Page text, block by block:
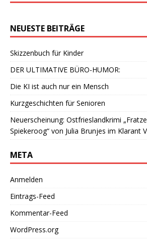
NEUESTE BEITRÄGE
Skizzenbuch für Kinder
DER ULTIMATIVE BÜRO-HUMOR:
Die KI ist auch nur ein Mensch
Kurzgeschichten für Senioren
Neuerscheinung: Ostfrieslandkrimi
Spiekeroog“ von Julia Brunjes im Klarant
META
Anmelden
Eintrags-Feed
Kommentar-Feed
WordPress.org